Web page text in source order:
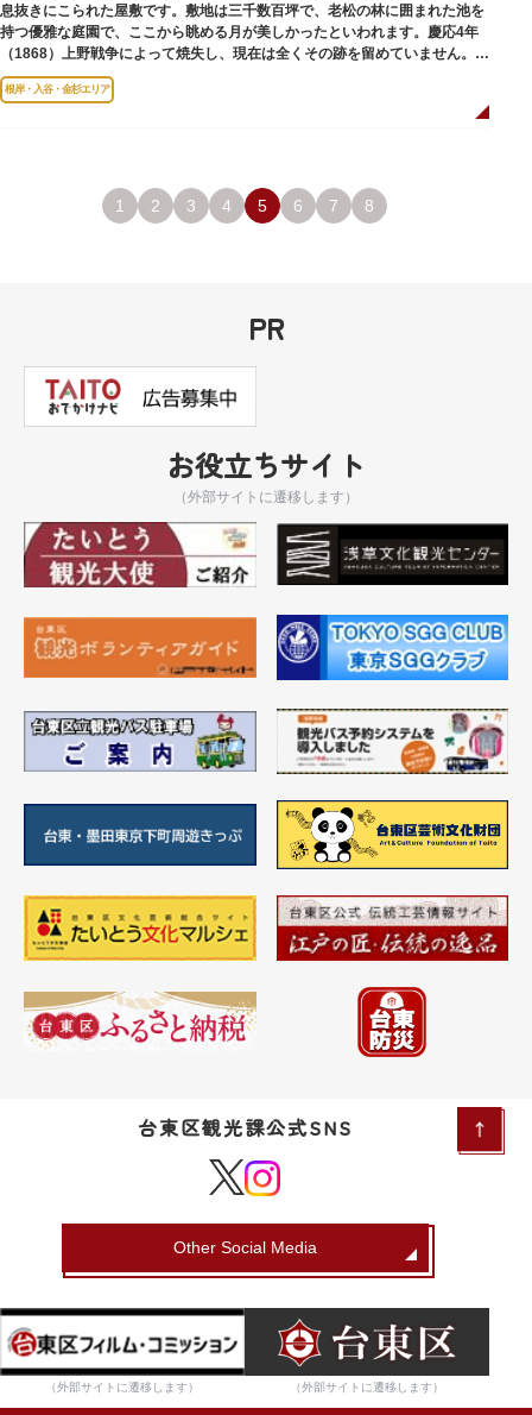
息抜きにこられた屋敷です。敷地は三千数百坪で、老松の林に囲まれた池を
持つ優雅な庭園で、ここから眺める月が美しかったといわれます。慶応4年
（1868）上野戦争によって焼失し、現在は全くその跡を留めていません。根
岸薬師堂（ねぎしやくしどう）にあります。
根岸・入谷・金杉エリア
1 2 3 4 5 6 7 8
PR
お役立ちサイト
（外部サイトに遷移します）
台東区観光課公式SNS
Other Social Media
（外部サイトに遷移します） （外部サイトに遷移します）